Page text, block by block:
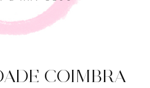
COIMBRA